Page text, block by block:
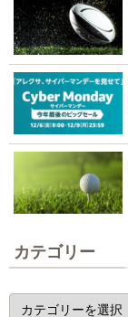
カテゴリー